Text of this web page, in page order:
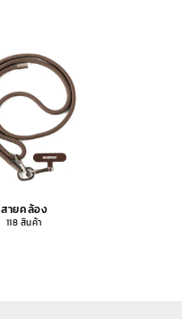
สายคล้อง
118 สินค้า